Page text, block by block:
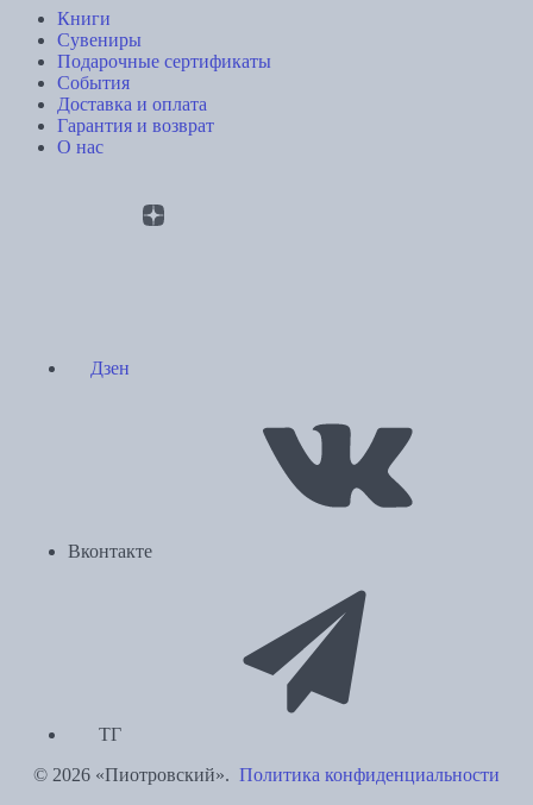
Книги
Сувениры
Подарочные сертификаты
События
Доставка и оплата
Гарантия и возврат
О нас
Дзен
Вконтакте
ТГ
© 2026 «Пиотровский». Политика конфиденциальности